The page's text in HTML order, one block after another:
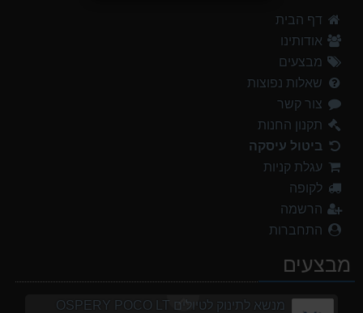
דף הבית
אודותינו
מבצעים
שאלות נפוצות
צור קשר
תקנון החנות
ביטול עיסקה
עגלת קניות
לקופה
הרשמה
התחברות
מבצעים
1,299.00 ₪
499.00 ₪
839.00 ₪
אוהל משפחתי ל 8 GURO Panorama 8P v2
699.00 ₪
מנשא לתינוק לטיולים OSPERY POCO LT